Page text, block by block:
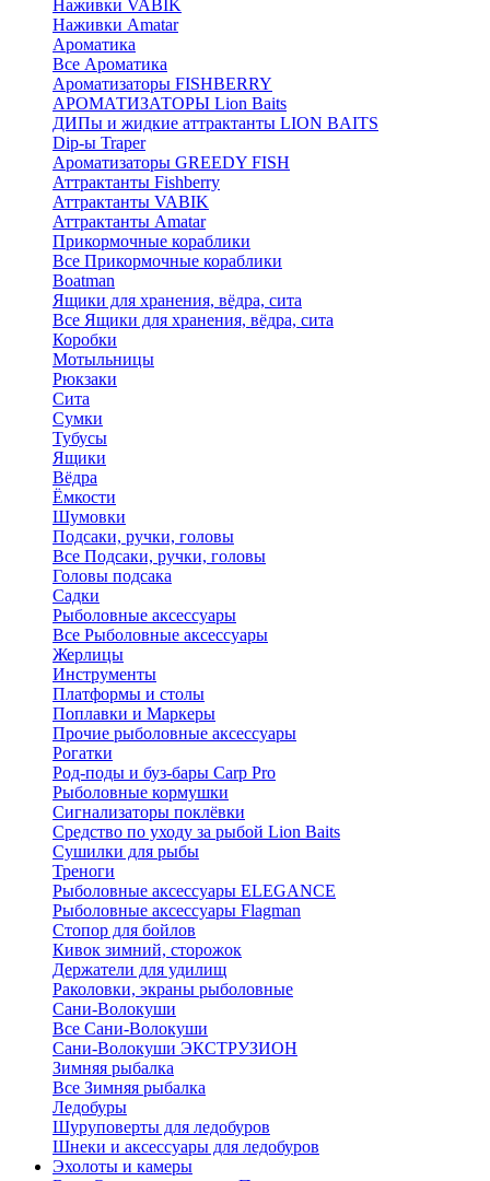
Наживки VABIK
Наживки Amatar
Ароматика
Все Ароматика
Ароматизаторы FISHBERRY
АРОМАТИЗАТОРЫ Lion Baits
ДИПы и жидкие аттрактанты LION BAITS
Dip-ы Traper
Ароматизаторы GREEDY FISH
Аттрактанты Fishberry
Аттрактанты VABIK
Аттрактанты Amatar
Прикормочные кораблики
Все Прикормочные кораблики
Boatman
Ящики для хранения, вёдра, сита
Все Ящики для хранения, вёдра, сита
Коробки
Мотыльницы
Рюкзаки
Сита
Сумки
Тубусы
Ящики
Вёдра
Ёмкости
Шумовки
Подсаки, ручки, головы
Все Подсаки, ручки, головы
Головы подсака
Садки
Рыболовные аксессуары
Все Рыболовные аксессуары
Жерлицы
Инструменты
Платформы и столы
Поплавки и Маркеры
Прочие рыболовные аксессуары
Рогатки
Род-поды и буз-бары Carp Pro
Рыболовные кормушки
Сигнализаторы поклёвки
Средство по уходу за рыбой Lion Baits
Сушилки для рыбы
Треноги
Рыболовные аксессуары ELEGANCE
Рыболовные аксессуары Flagman
Стопор для бойлов
Кивок зимний, сторожок
Держатели для удилищ
Раколовки, экраны рыболовные
Сани-Волокуши
Все Сани-Волокуши
Сани-Волокуши ЭКСТРУЗИОН
Зимняя рыбалка
Все Зимняя рыбалка
Ледобуры
Шуруповерты для ледобуров
Шнеки и аксессуары для ледобуров
Эхолоты и камеры